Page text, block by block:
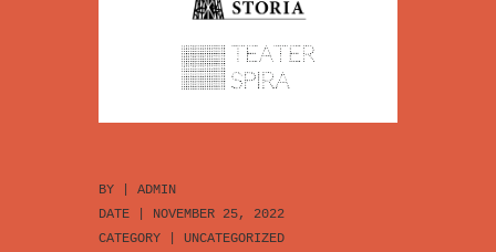
BY | ADMIN
DATE | NOVEMBER 25, 2022
CATEGORY | UNCATEGORIZED